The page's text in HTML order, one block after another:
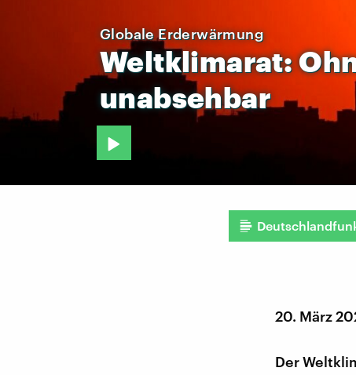
Globale Erderwärmung
Weltklimarat:
unabsehbar
20. März
Der